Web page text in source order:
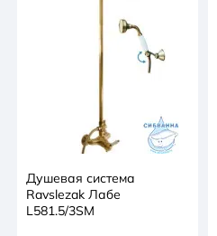
Душевая система
Ravslezak Лабе
L581.5/3SM